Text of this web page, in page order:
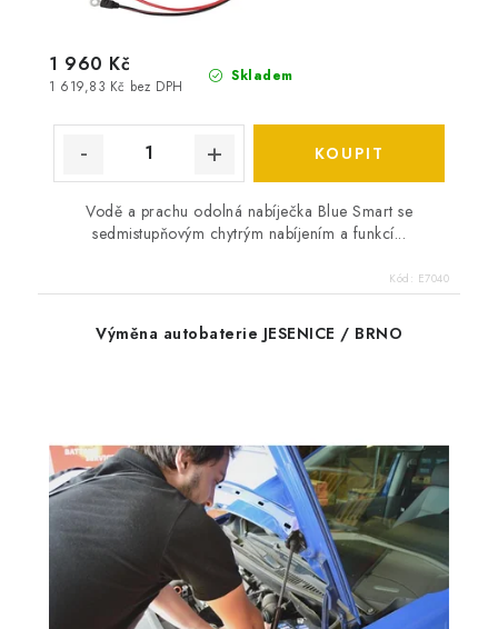
Skladem
1 619,83 Kč bez DPH
1 960 Kč
Vodě a prachu odolná nabíječka Blue Smart se
sedmistupňovým chytrým nabíjením a funkcí...
Kód: E7040
Výměna autobaterie JESENICE / BRNO